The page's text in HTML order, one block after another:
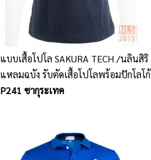
แบบเสื้อโปโล SAKURA TECH /นลินสิริ
แหลมฉบัง รับตัดเสื้อโปโลพร้อมปักโลโก้
P241 ซากุระเทค